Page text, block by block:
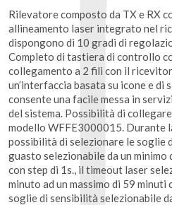
Rilevatore composto da TX e RX
allineamento laser integrato nel
dispongono di 10 gradi di
Completo di tastiera di controllo
collegamento a 2 fili con il
un’interfaccia basata su icone e di
consente una facile messa in
del sistema. Possibilità di
modello WFFE3000015. Durante
possibilità di selezionare le soglie
guasto selezionabile da un minimo
con step di 1s., il timeout laser
minuto ad un massimo di 59 minuti
soglie di sensibilità selezionabile